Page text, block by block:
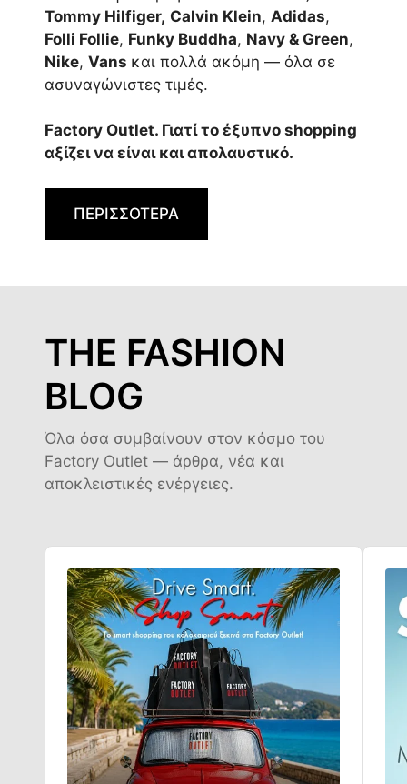
Tommy Hilfiger, Calvin Klein, Adidas,
Folli Follie, Funky Buddha, Navy & Green,
Nike, Vans και πολλά ακόμη — όλα σε
ασυναγώνιστες τιμές.
Factory Outlet. Γιατί το έξυπνο shopping
αξίζει να είναι και απολαυστικό.
ΠΕΡΙΣΣΟΤΕΡΑ
THE FASHION
BLOG
Όλα όσα συμβαίνουν στον κόσμο του
Factory Outlet — άρθρα, νέα και
αποκλειστικές ενέργειες.